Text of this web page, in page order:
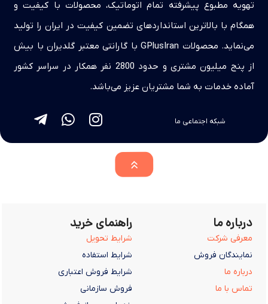
تهویه مطبوع پیشرفته تمام اتوماتیک، محصولات با کیفیت و
همگام با بالاترین استانداردهای تضمین کیفیت در ایران را تولید
می‌نماید. محصولات GPlusIran با گارانتی معتبر گلدیران با بیش
از پنج میلیون مشتری و حدود 2800 نفر همکار در سراسر کشور
آماده خدمات به شما مشتریان عزیز می‌باشد.
شبکه اجتماعی ما
درباره ما
معرفی شرکت
نمایندگان فروش
درباره ما
تماس با ما
راهنمای خرید
شرایط تحویل
شرایط استفاده
شرایط فروش اعتباری
فروش سازمانی